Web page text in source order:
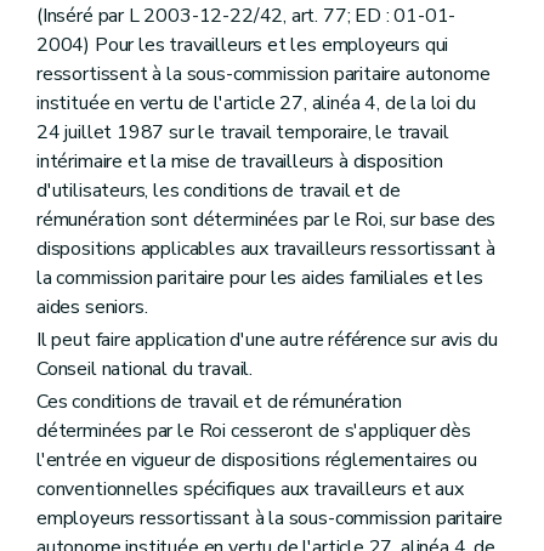
(Inséré par L 2003-12-22/42, art. 77; ED : 01-01-
2004) Pour les travailleurs et les employeurs qui
ressortissent à la sous-commission paritaire autonome
instituée en vertu de l'article 27, alinéa 4, de la loi du
24 juillet 1987 sur le travail temporaire, le travail
intérimaire et la mise de travailleurs à disposition
d'utilisateurs, les conditions de travail et de
rémunération sont déterminées par le Roi, sur base des
dispositions applicables aux travailleurs ressortissant à
la commission paritaire pour les aides familiales et les
aides seniors.
Il peut faire application d'une autre référence sur avis du
Conseil national du travail.
Ces conditions de travail et de rémunération
déterminées par le Roi cesseront de s'appliquer dès
l'entrée en vigueur de dispositions réglementaires ou
conventionnelles spécifiques aux travailleurs et aux
employeurs ressortissant à la sous-commission paritaire